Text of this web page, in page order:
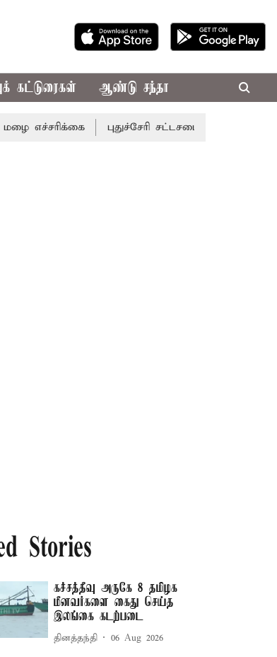
கட்டுரைகள் ஆண்டு சந்தா
புதுச்சேரி சட்டசபையில் வரும் 24ம் தேதி
Stories
கச்சத்தீவு அருகே 8 தமிழக
மீனவர்களை கைது செய்த
இலங்கை கடற்படை
தினத்தந்தி 06 Aug 2026